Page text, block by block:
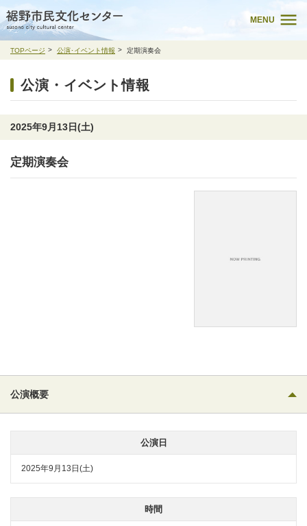
MENU
TOPページ 公演･イベント情報 定期演奏会
公演・イベント情報
2025年9月13日(土)
定期演奏会
公演概要
公演日
2025年9月13日(土)
時間